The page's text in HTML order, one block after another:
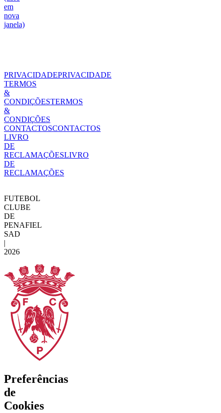
em
nova
janela)
PRIVACIDADEPRIVACIDADE
TERMOS
&
CONDIÇÕESTERMOS
&
CONDIÇÕES
CONTACTOSCONTACTOS
LIVRO
DE
RECLAMAÇÕESLIVRO
DE
RECLAMAÇÕES
FUTEBOL
CLUBE
DE
PENAFIEL
SAD
|
2026
Preferências
de
Cookies